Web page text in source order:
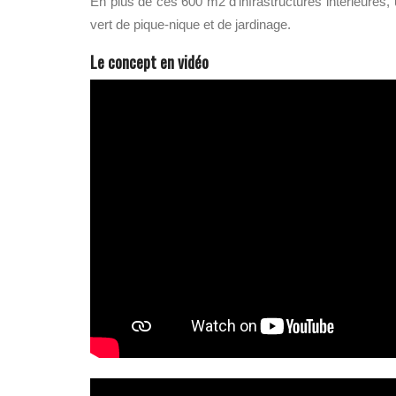
vert de pique-nique et de jardinage.
Le concept en vidéo